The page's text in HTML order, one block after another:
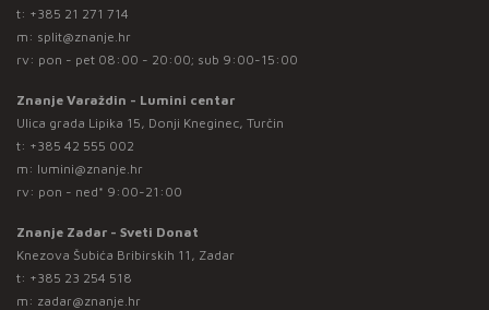
t: +385 21 271 714
m: split@znanje.hr
rv: pon - pet 08:00 - 20:00; sub 9:00-15:00
Znanje Varaždin - Lumini centar
Ulica grada Lipika 15, Donji Kneginec, Turčin
t: +385 42 555 002
m: lumini@znanje.hr
rv: pon - ned* 9:00-21:00
Znanje Zadar - Sveti Donat
Knezova Šubića Bribirskih 11, Zadar
t: +385 23 254 518
m: zadar@znanje.hr